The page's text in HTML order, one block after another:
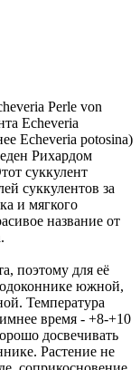
Perle von
Echeveria
Echeveria potosina)
Рихардом
суккулент
суккулентов за
и мягкого
название от
поэтому для её
южной,
Температура
время - +8-+10
досвечивать
Растение не